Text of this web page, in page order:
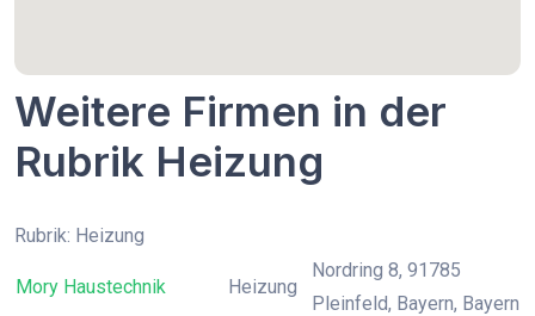
Weitere Firmen in der
Rubrik Heizung
Rubrik: Heizung
Mory Haustechnik Heizung
Nordring 8, 91785
Pleinfeld, Bayern, Bayern